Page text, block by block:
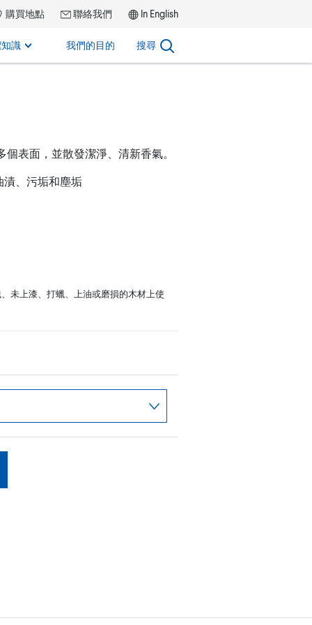
購買地點 聯絡我們 In English
識 我們的目的 搜尋
表面，並散發潔淨、清新香氣。
漬、污垢和塵垢
未上漆、打蠟、上油或磨損的木材上使